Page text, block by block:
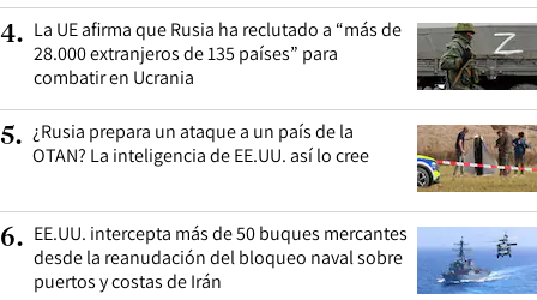
4. La UE afirma que Rusia ha reclutado a “más de
28.000 extranjeros de 135 países” para
combatir en Ucrania
5. ¿Rusia prepara un ataque a un país de la
OTAN? La inteligencia de EE.UU. así lo cree
6. EE.UU. intercepta más de 50 buques mercantes
desde la reanudación del bloqueo naval sobre
puertos y costas de Irán